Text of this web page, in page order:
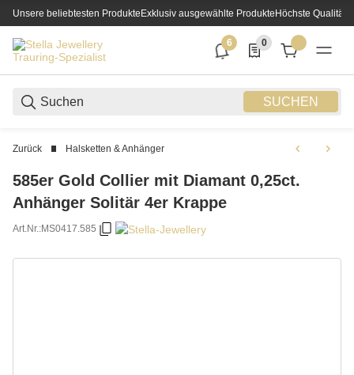
Unsere beliebtesten ProdukteExklusiv ausgewählte ProdukteHöchste Qualität
SUCHEN
6
6 neue Notifizierungen
0
0 Produkte in der
Zurück Halsketten & Anhänger
585er Gold Collier mit Diamant 0,25ct.
Anhänger Solitär 4er Krappe
Art.Nr.:MS0417.585